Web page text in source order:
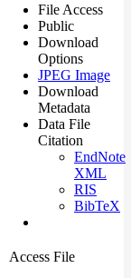
File Access
Public
Download
Options
JPEG Image
Download
Metadata
Data File
Citation
EndNote
XML
RIS
BibTeX
Access File